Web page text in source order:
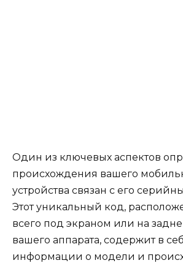
Один из ключевых аспектов
происхождения вашего
устройства связан с его
Этот уникальный код,
всего под экраном или на
вашего аппарата, содержит в
информации о модели и